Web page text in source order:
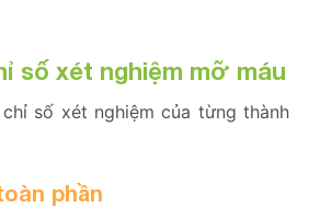
số xét nghiệm mỡ máu
số xét nghiệm của từng thành
phần